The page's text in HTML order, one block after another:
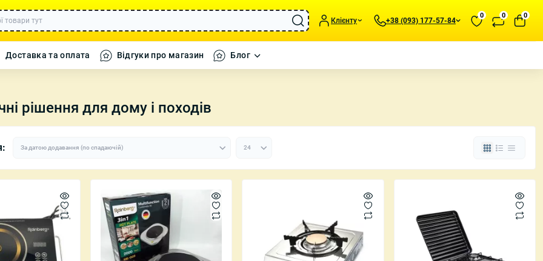
дому
Сковороди
Декоративні статуетки та
фігурки
Вази, Свічки та підсвічники
Вентилятори
машинки
танки
літаки та
Клієнту +38 (093) 177-57-84
0 0 0
Доставка та оплата Відгуки про магазин Блог
рішення для дому і походів